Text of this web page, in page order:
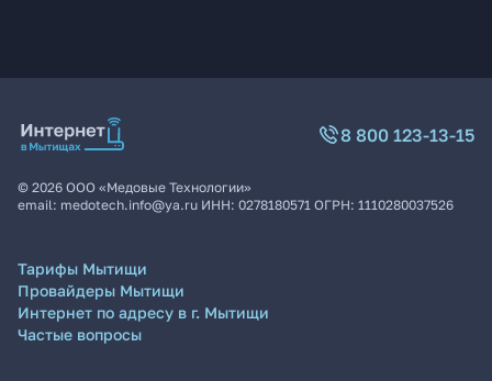
8 800 123-13-15
© 2026 ООО «Медовые Технологии»
email: medotech.info@ya.ru ИНН: 0278180571 ОГРН: 1110280037526
Тарифы Мытищи
Провайдеры Мытищи
Интернет по адресу в г. Мытищи
Частые вопросы